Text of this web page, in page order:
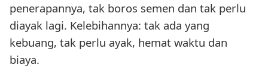
penerapannya, tak boros semen dan tak perlu
diayak lagi. Kelebihannya: tak ada yang
kebuang, tak perlu ayak, hemat waktu dan
biaya.